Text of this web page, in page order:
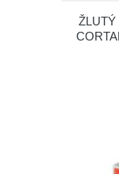
ŽLUTÝ